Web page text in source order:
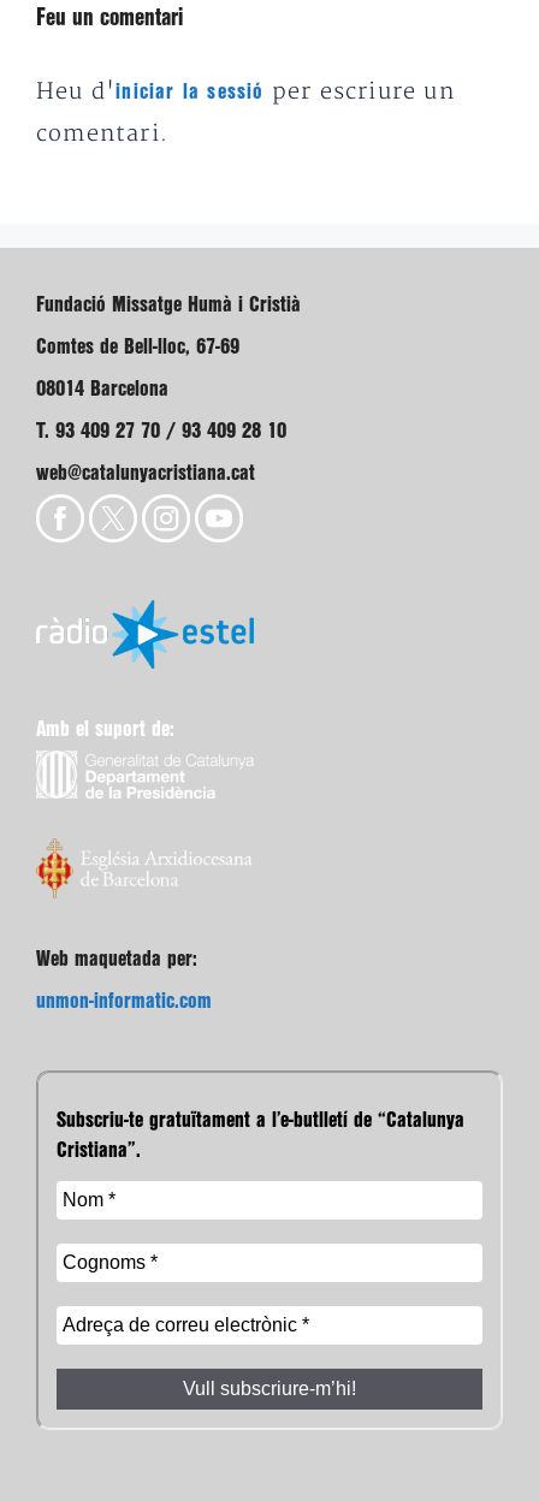
Feu un comentari
Heu d'iniciar la sessió
per escriure un
comentari.
Fundació Missatge Humà i Cristià
Comtes de Bell-lloc, 67-69
08014 Barcelona
T. 93 409 27 70 / 93 409 28 10
web@catalunyacristiana.cat
Amb el suport de:
Web maquetada per:
unmon-informatic.com
Subscriu-te gratuïtament a l’e-butlletí de “Catalunya
Cristiana”.